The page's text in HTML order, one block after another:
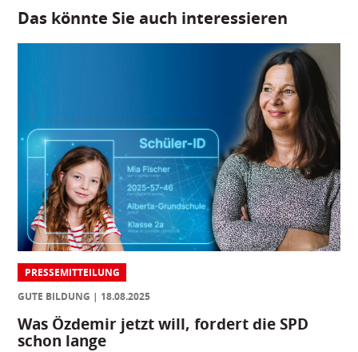
Das könnte Sie auch interessieren
PRESSEMITTEILUNG
GUTE BILDUNG
18.08.2025
Was Özdemir jetzt will, fordert die SPD
schon lange